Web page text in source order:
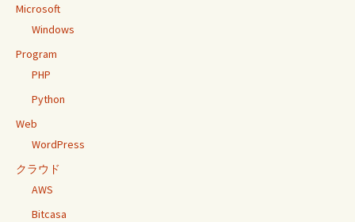
Microsoft
Windows
Program
PHP
Python
Web
WordPress
クラウド
AWS
Bitcasa